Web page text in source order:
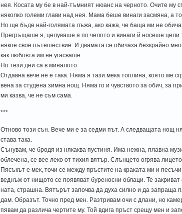
нея. Косата му бе в най-тъмният нюанс на черното. Очите му
няколко големи глави над нея. Мама беше винаги засмяна, а
Но ще бъде най-голямата лъжа, ако кажа, че баща ми не
Прегръщаше я, целуваше я по челото и винаги й носеше цели
някое свое пътешествие. И двамата се обичаха безкрайно
как любовта им не угасваше.
Но тези дни са в миналото.
Отдавна вече не е така. Няма я тази мека топлина, която ме
вена за студена зимна нощ. Няма го и чувството за обич, за
ми казва, че не съм сама.
***
Отново този сън. Вече ми е за седми път. А следващата нощ
става така.
Сънувам, че бродя из някаква пустиня. Има нежна, плавна
облечена, се вее леко от тихия вятър. Слънцето огрява
Пясъкът е мек, точи се между пръстите на краката ми и
веднъж от нищото се появяват буреносни облаци. Те закриват
ната, страшна. Вятърът започва да духа силно и да запраща
дам. Образът. Точно пред мен. Разтривам очи с длани, но
пявам да различа чертите му. Той вдига пръст срещу мен и